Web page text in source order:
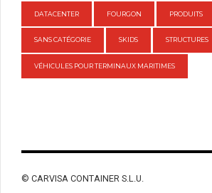
DATACENTER FOURGON PRODUITS
SANS CATÉGORIE SKIDS STRUCTURES
VÉHICULES POUR TERMINAUX MARITIMES
© CARVISA CONTAINER S.L.U.